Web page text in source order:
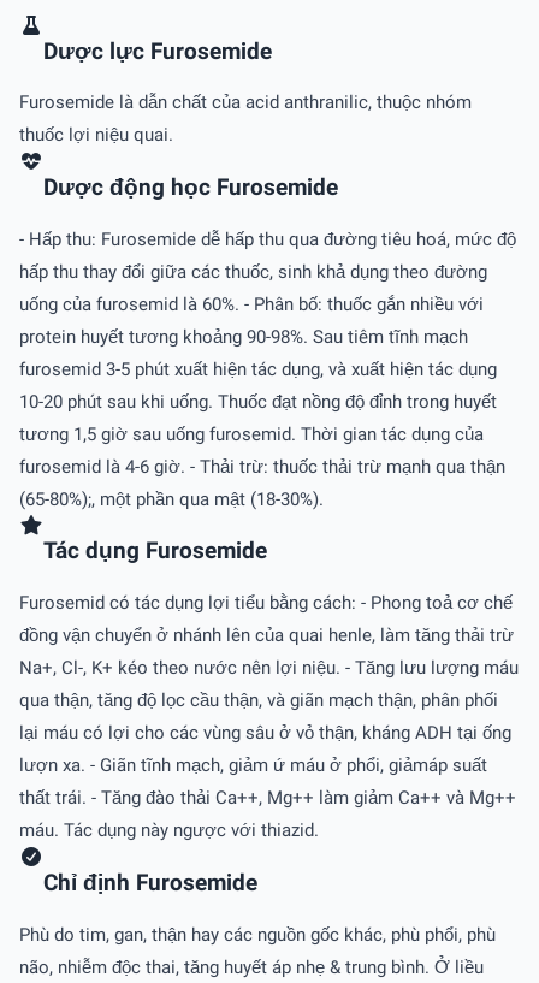
Dược lực Furosemide
Furosemide là dẫn chất của acid anthranilic, thuộc nhóm
thuốc lợi niệu quai.
Dược động học Furosemide
- Hấp thu: Furosemide dễ hấp thu qua đường tiêu hoá, mức độ
hấp thu thay đổi giữa các thuốc, sinh khả dụng theo đường
uống của furosemid là 60%. - Phân bố: thuốc gắn nhiều với
protein huyết tương khoảng 90-98%. Sau tiêm tĩnh mạch
furosemid 3-5 phút xuất hiện tác dụng, và xuất hiện tác dụng
10-20 phút sau khi uống. Thuốc đạt nồng độ đỉnh trong huyết
tương 1,5 giờ sau uống furosemid. Thời gian tác dụng của
furosemid là 4-6 giờ. - Thải trừ: thuốc thải trừ mạnh qua thận
(65-80%);, một phần qua mật (18-30%).
Tác dụng Furosemide
Furosemid có tác dụng lợi tiểu bằng cách: - Phong toả cơ chế
đồng vận chuyển ở nhánh lên của quai henle, làm tăng thải trừ
Na+, Cl-, K+ kéo theo nước nên lợi niệu. - Tăng lưu lượng máu
qua thận, tăng độ lọc cầu thận, và giãn mạch thận, phân phối
lại máu có lợi cho các vùng sâu ở vỏ thận, kháng ADH tại ống
lượn xa. - Giãn tĩnh mạch, giảm ứ máu ở phổi, giảmáp suất
thất trái. - Tăng đào thải Ca++, Mg++ làm giảm Ca++ và Mg++
máu. Tác dụng này ngược với thiazid.
Chỉ định Furosemide
Phù do tim, gan, thận hay các nguồn gốc khác, phù phổi, phù
não, nhiễm độc thai, tăng huyết áp nhẹ & trung bình. Ở liều